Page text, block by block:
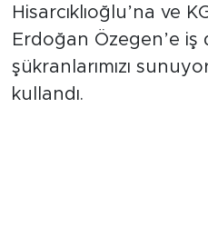
Hisarcıklıoğlu’na ve
Erdoğan Özegen’e iş
şükranlarımızı
kullandı.